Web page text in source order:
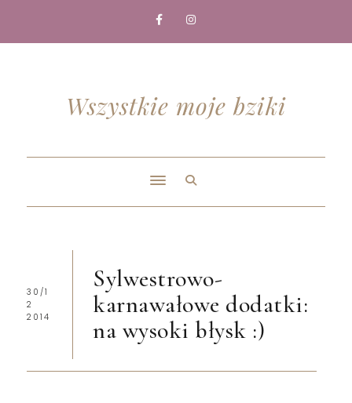
Wszystkie moje bziki
30/1
2
2014
Sylwestrowo-
karnawałowe dodatki:
na wysoki błysk :)